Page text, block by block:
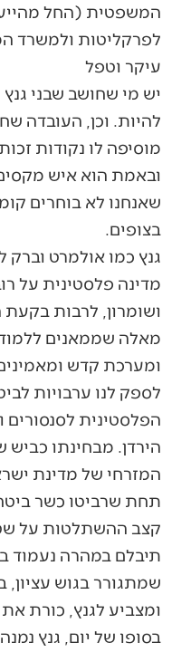
המשפטית (החל
לפרקליטות ולמשרד
עיקר וטפל
יש מי שחושב שבני גנץ
להיות. וכן, העובדה
מוסיפה לו נקודות
ובאמת הוא איש
שאנחנו לא בוחרים
בצופים.
גנץ כמו אולמרט
מדינה פלסטינית על
ושומרון, לרבות בקעת
מאלה שממאנים
ומערכת קדש
לספק לנו ערבויות
הפלסטינית
הירדן. מבחינתו כביש
המזרחי של מדינת
תחת שרביטו כשר
תיבלם במהרה נעמוד
שמתגורר בגוש
ומצביע לגנץ, כורת
בסופו של יום, גנץ